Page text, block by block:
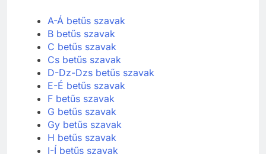
A-Á betűs szavak
B betűs szavak
C betűs szavak
Cs betűs szavak
D-Dz-Dzs betűs szavak
E-É betűs szavak
F betűs szavak
G betűs szavak
Gy betűs szavak
H betűs szavak
I-Í betűs szavak